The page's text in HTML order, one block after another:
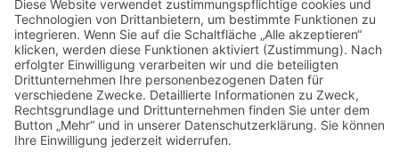
Verkaufen Sie Ihr Haus oder Ihre
Eigen­tums­woh­nung und bleiben Sie
darin wohnen.
Jetzt Ermittlung starten »